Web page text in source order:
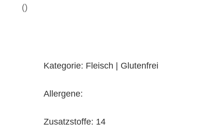
()
Kategorie: Fleisch | Glutenfrei
Allergene:
Zusatzstoffe: 14